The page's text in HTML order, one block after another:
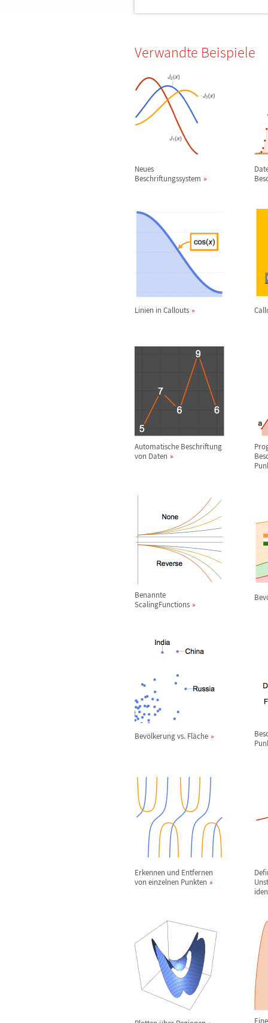
Verwandte Beispiele
Neues
Beschriftungssystem
Linien in Callouts
Automatische Beschriftung
von Daten
Benannte
ScalingFunctions
Bev
Bevölkerung vs. Fläche
Erkennen und Entfernen
von einzelnen Punkten